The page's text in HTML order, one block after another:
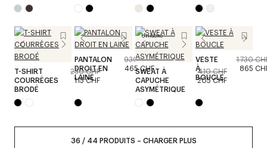
T-SHIRT
COURRÈGES
BRODÉ
230 CHF
115 CHF
PANTALON
DROIT EN
LAINE
930 CHF
465 CHF
Unisexe
SWEAT À
CAPUCHE
ASYMÉTRIQUE
410 CHF
205 CHF
VESTE
À
BOUCLE
1 730
865
36 / 44 PRODUITS – CHARGER PLUS